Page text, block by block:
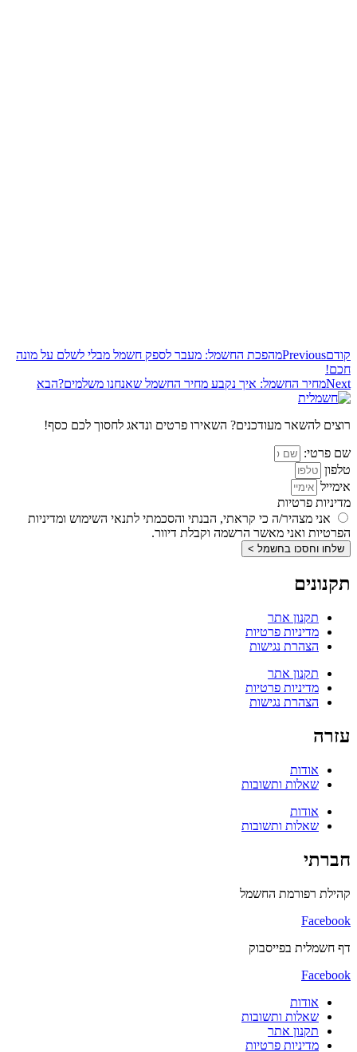
קודםPreviousמהפכת החשמל: מעבר לספק חשמל מבלי לשלם על מונה
חכם!
Nextמחיר החשמל: איך נקבע מחיר החשמל שאנחנו משלמים?הבא
רוצים להשאר מעודכנים? השאירו פרטים ונדאג לחסוך לכם כסף!
שם פרטי:
טלפון
אימייל
מדיניות פרטיות
אני מצהיר/ה כי קראתי, הבנתי והסכמתי לתנאי השימוש ומדיניות
הפרטיות ואני מאשר הרשמה וקבלת דיוור.
שלחו וחסכו בחשמל >
תקנונים
תקנון אתר
מדיניות פרטיות
הצהרת נגישות
תקנון אתר
מדיניות פרטיות
הצהרת נגישות
עזרה
אודות
שאלות ותשובות
אודות
שאלות ותשובות
חברתי
קהילת רפורמת החשמל
Facebook
דף חשמלית בפייסבוק
Facebook
אודות
שאלות ותשובות
תקנון אתר
מדיניות פרטיות